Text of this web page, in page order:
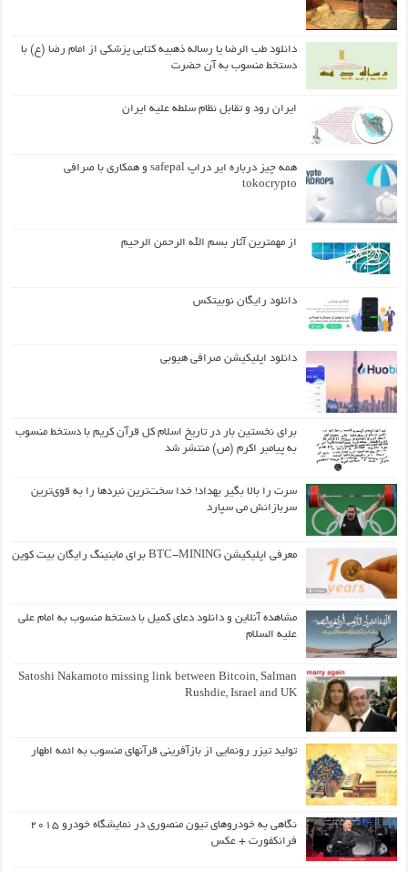
دانلود طب الرضا یا رساله‌ ذهبیه کتابی پزشکی از امام رضا (ع) با
دستخط منسوب به آن حضرت
ایران رود و تقابل نظام سلطه علیه ایران
همه چیز درباره ایر دراپ safepal و همکاری با صرافی
tokocrypto
از مهمترین آثار بسم الله الرحمن الرحیم
دانلود رایگان نوبیتکس
دانلود اپلیکیشن صرافی هیوبی
برای نخستین بار در تاریخ اسلام کل قرآن کریم با دستخط منسوب
به پیامبر اکرم (ص) منتشر شد
سرت را بالا بگیر بهداد! خدا سخت‌ترین نبردها را به قوی‌ترین
سربازانش می سپارد
معرفی اپلیکیشن BTC-MINING برای ماینینگ رایگان بیت کوین
مشاهده آنلاین و دانلود دعای کمیل با دستخط منسوب به امام علی
علیه السلام
Satoshi Nakamoto missing link between Bitcoin, Salman
Rushdie, Israel and UK
تولید تیزر رونمایی از بازآفرینی قرآنهای منسوب به ائمه اطهار
نگاهی به خودروهای تیون منصوری در نمایشگاه خودرو ۲۰۱۵
فرانکفورت + عکس